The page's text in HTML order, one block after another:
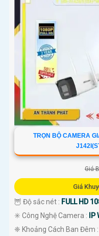
TRỌN BỘ CAMERA
Giá
Giá
🦉 Độ sắc nét : FULL HD
✳️ Công Nghệ Camera :
❈ Khoảng Cách Ban Đêm :